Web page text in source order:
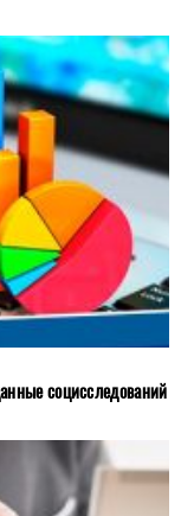
социсследований